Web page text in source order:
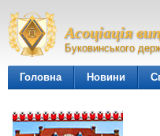
Асоціація
Буковинського
Головна Новини